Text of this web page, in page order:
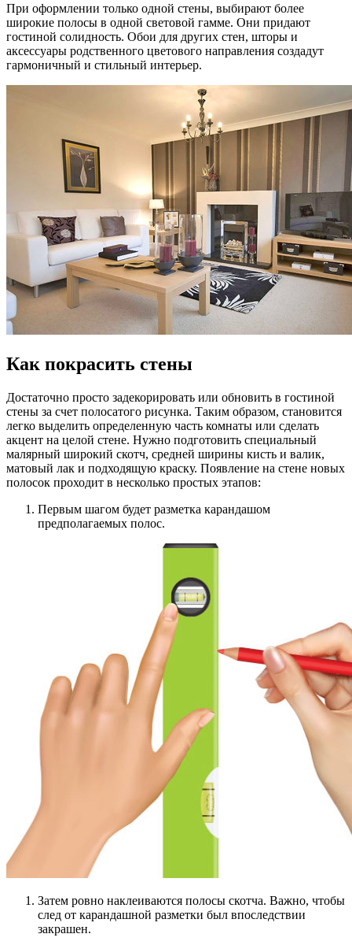
При оформлении только одной стены, выбирают более
широкие полосы в одной световой гамме. Они придают
гостиной солидность. Обои для других стен, шторы и
аксессуары родственного цветового направления создадут
гармоничный и стильный интерьер.
Как покрасить стены
Достаточно просто задекорировать или обновить в гостиной
стены за счет полосатого рисунка. Таким образом, становится
легко выделить определенную часть комнаты или сделать
акцент на целой стене. Нужно подготовить специальный
малярный широкий скотч, средней ширины кисть и валик,
матовый лак и подходящую краску. Появление на стене новых
полосок проходит в несколько простых этапов:
Первым шагом будет разметка карандашом
предполагаемых полос.
Затем ровно наклеиваются полосы скотча. Важно, чтобы
след от карандашной разметки был впоследствии
закрашен.